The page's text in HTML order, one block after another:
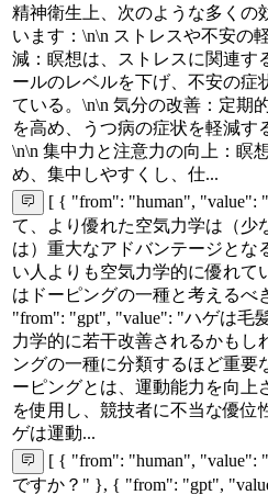
精神衛生上、次のような多くの
います：\n\n ストレスや不安の
減：瞑想は、ストレスに関連す
ールのレベルを下げ、不安の症
ている。\n\n 気分の改善：定期
を高め、うつ病の症状を軽減す
\n\n 集中力と注意力の向上：瞑
め、集中しやすくし、仕...
[ { "from": "human", "value":
て、より優れた空気力学は（少
は）重大なアドバンテージとな
い人よりも空気力学的に優れて
はドーピングの一種と考える
"from": "gpt", "value": "ハゲは毛
力学的に若干改善されるかもし
ングの一種に分類するほど重要
ーピングとは、運動能力を向上
を使用し、競技者に不当な優位
ゲは運動...
[ { "from": "human",
ですか？" }, { "from": "gpt",